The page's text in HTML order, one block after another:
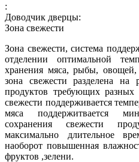
:
Доводчик дверцы:
Зона свежести
Зона свежести, система
отделении оптимальной
хранения мяса, рыбы,
зона свежести разделена на
продуктов требующих
свежести поддерживается
мяса поддержитвается
сохранения свежести
максимально длительное
наоборот повышенная
фруктов ,зелени.